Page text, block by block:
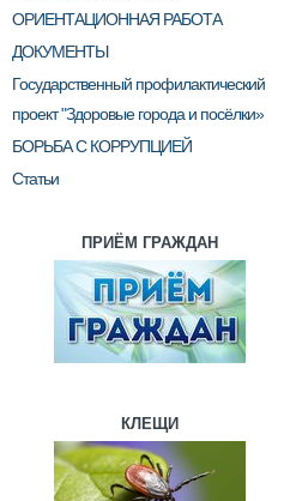
ОРИЕНТАЦИОННАЯ РАБОТА
ДОКУМЕНТЫ
Государственный профилактический
проект "Здоровые города и посёлки»
БОРЬБА С КОРРУПЦИЕЙ
Статьи
ПРИЁМ ГРАЖДАН
КЛЕЩИ